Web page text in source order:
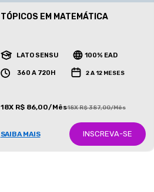
TÓPICOS EM MATEMÁTICA
LATO SENSU 100% EAD
360 A 720H 2 A 12 MESES
18X R$ 86,00/Mês18X R$ 387,00/Mês
SAIBA MAIS INSCREVA-SE